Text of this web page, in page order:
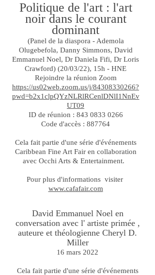
Politique de l'art : l'art
noir dans le courant
dominant
(Panel de la diaspora - Ademola
Olugebefola, Danny Simmons, David
Emmanuel Noel, Dr Daniela Fifi, Dr Loris
Crawford) (20/03/22), 15h - HNE
Rejoindre la réunion Zoom
https://us02web.zoom.us/j/84308330266?
pwd=b2x1clpQYzNLRlRCenlDNlI1NnEv
UT09
ID de réunion : 843 0833 0266
Code d'accès : 887764
Cela fait partie d'une série d'événements
Caribbean Fine Art Fair en collaboration
avec Occhi Arts & Entertainment.
Pour plus d'informations visiter
www.cafafair.com
David Emmanuel Noel en
conversation avec l'artiste primée ,
auteure et théologienne Cheryl D.
Miller
16 mars 2022
Cela fait partie d'une série d'événements